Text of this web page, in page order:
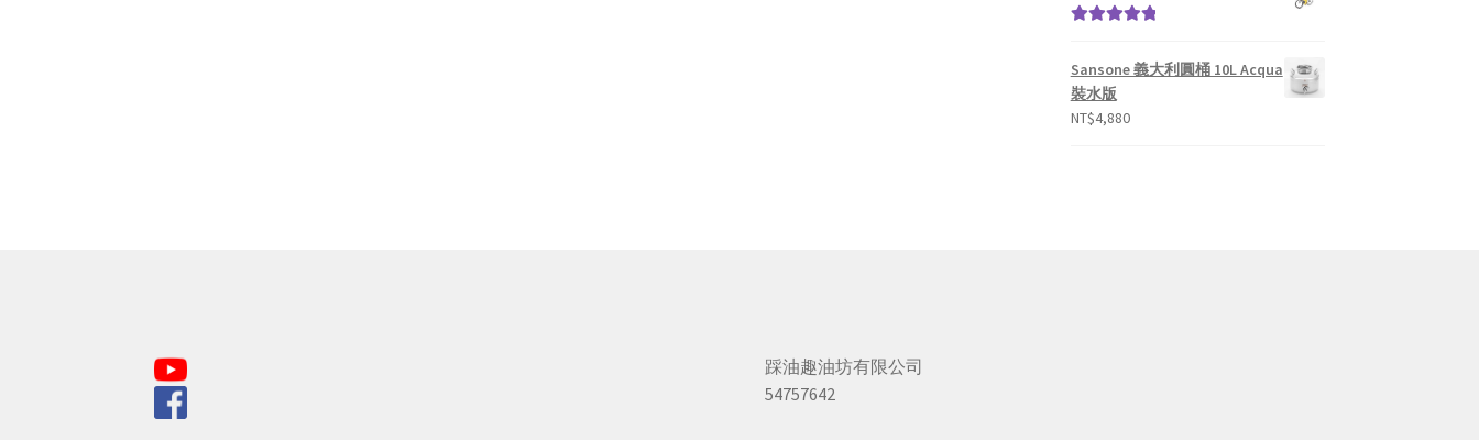
Sansone 義大利圓桶 10L Acqua
裝水版
NT$4,880
踩油趣油坊有限公司
54757642